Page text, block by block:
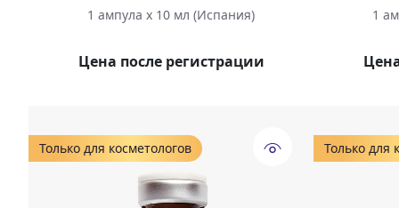
1 ампула х 10 мл (Испания)
Цена после регистрации
1
Только для косметологов Только для